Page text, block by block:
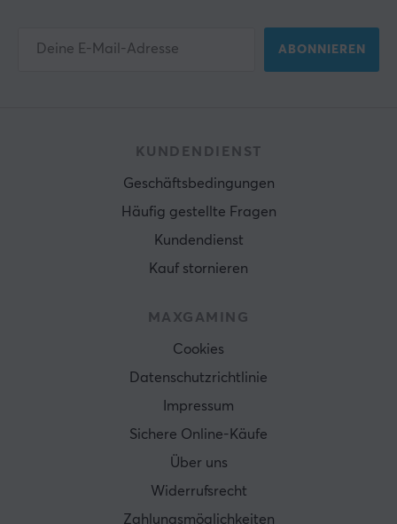
ABONNIEREN
KUNDENDIENST
Geschäftsbedingungen
Häufig gestellte Fragen
Kundendienst
Kauf stornieren
MAXGAMING
Cookies
Datenschutzrichtlinie
Impressum
Sichere Online-Käufe
Über uns
Widerrufsrecht
Zahlungsmöglichkeiten